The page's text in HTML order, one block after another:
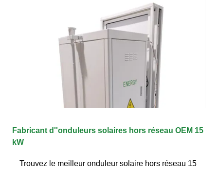
Fabricant d''onduleurs solaires hors réseau OEM 15
kW
Trouvez le meilleur onduleur solaire hors réseau 15